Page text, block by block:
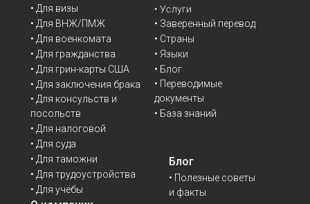
Блог
• Полезные советы
и факты
• Для визы
• Для ВНЖ/ПМЖ
• Для военкомата
• Для гражданства
• Для грин-карты США
• Для заключения брака
• Для консульств и
посольств
• Для налоговой
• Для суда
• Для таможни
• Для трудоустройства
• Для учёбы
• Услуги
• Заверенный перевод
• Страны
• Языки
• Блог
• Переводимые
документы
• База знаний